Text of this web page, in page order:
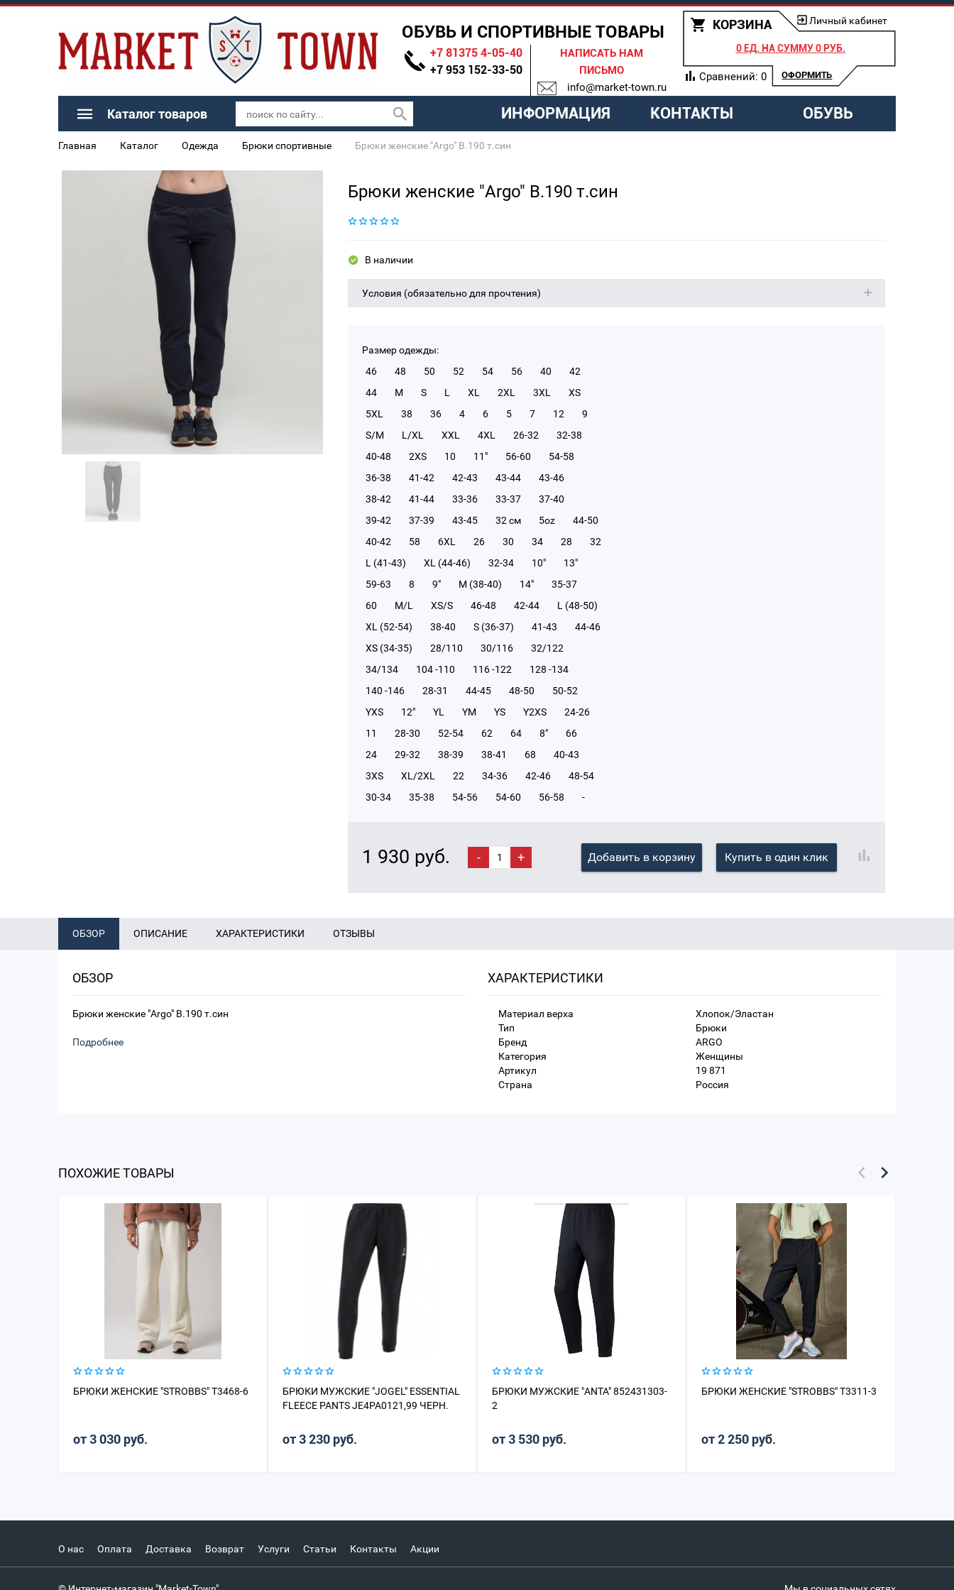
ОБУВЬ И СПОРТИВНЫЕ ТОВАРЫ
+7 81375 4-05-40
+7 953 152-33-50
НАПИСАТЬ НАМ
ПИСЬМО
info@market-town.ru
КОРЗИНА Личный кабинет
0 ЕД. НА СУММУ0 РУБ.
ОФОРМИТЬ
Сравнений: 0
Каталог товаров ИНФОРМАЦИЯ КОНТАКТЫ ОБУВЬ
Главная Каталог Одежда Брюки спортивные Брюки женские "Argo" B.190 т.син
Брюки женские "Argo" B.190 т.син
В наличии
Условия (обязательно для прочтения)
Размер одежды:
46
48 50 52 54 56 40
42
44
M S L XL 2XL 3XL
XS
5XL
38 36 4 6 5 7 12
9
S/M
L/XL XXL 4XL 26-32
32-38
40-48
2XS 10 11" 56-60
54-58
36-38
41-42 42-43 43-44
43-46
38-42
41-44 33-36 33-37
37-40
39-42
37-39 43-45 32 см 5oz
44-50
40-42
58 6XL 26 30 34 28
32
L (41-43)
XL (44-46) 32-34 10"
13"
59-63
8 9" M (38-40) 14"
35-37
60
M/L XS/S 46-48 42-44
L (48-50)
XL (52-54)
38-40 S (36-37) 41-43
44-46
XS (34-35)
28/110 30/116
32/122
34/134
104 -110 116 -122
128 -134
140 -146
28-31 44-45 48-50
50-52
YXS
12" YL YM YS Y2XS
24-26
11
28-30 52-54 62 64 8"
66
24
29-32 38-39 38-41 68
40-43
3XS
XL/2XL 22 34-36 42-46
48-54
30-34
35-38 54-56 54-60 56-58 -
1 930 руб. - + Добавить в корзину Купить в один клик
ОБЗОР ОПИСАНИЕ ХАРАКТЕРИСТИКИ ОТЗЫВЫ
ОБЗОР
Брюки женские "Argo" B.190 т.син
Подробнее
ХАРАКТЕРИСТИКИ
Материал верха
Хлопок/Эластан
Тип
Брюки
Бренд
ARGO
Категория
Женщины
Артикул
19 871
Страна
Россия
ПОХОЖИЕ ТОВАРЫ
БРЮКИ ЖЕНСКИЕ "STROBBS" T3468-6
от 3 030 руб.
БРЮКИ МУЖСКИЕ "JOGEL" ESSENTIAL
FLEECE PANTS JE4PA0121,99 ЧЕРН.
от 3 230 руб.
БРЮКИ МУЖСКИЕ "ANTA" 852431303-
2
от 3 530 руб.
БРЮКИ ЖЕНСКИЕ "STROBBS" T3311-3
от 2 250 руб.
О нас Оплата Доставка Возврат Услуги Статьи Контакты Акции